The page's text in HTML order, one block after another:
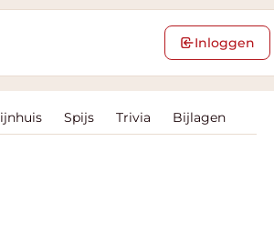
Inloggen
Spijs Trivia Bijlagen